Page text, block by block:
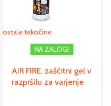
ostale tekočine
NA ZALOGI
AIR FIRE, zaščitni gel v
razpršilu za varjenje